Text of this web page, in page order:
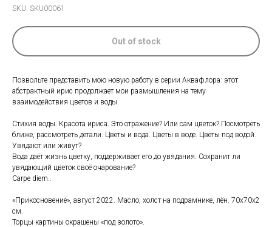
SKU: SKU00061
Out of stock
Позвольте представить мою новую работу в серии Аквафлора: этот
абстрактный ирис продолжает мои размышления на тему
взаимодействия цветов и воды.
Стихия воды. Красота ириса. Это отражение? Или сам цветок? Посмотреть
ближе, рассмотреть детали. Цветы и вода. Цветы в воде. Цветы под водой.
Увядают или живут?
Вода даёт жизнь цветку, поддерживает его до увядания. Сохранит ли
увядающий цветок своё очарование?
Carpe diem..
«Прикосновение», август 2022. Масло, холст на подрамнике, лён. 70х70х2
см.
Торцы картины окрашены «под золото».